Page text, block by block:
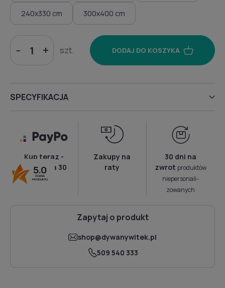
240x330 cm 300x400 cm
- + szt. DODAJ DO KOSZYKA
SPECYFIKACJA
Kup teraz -
zapłać za 30
dni!
Zakupy na
raty
30 dni na
zwrot produktów
niepersonali­
zowanych
Zapytaj o produkt
shop@dywanywitek.pl
509 540 333
5.0
OCENA
PRODUKTU